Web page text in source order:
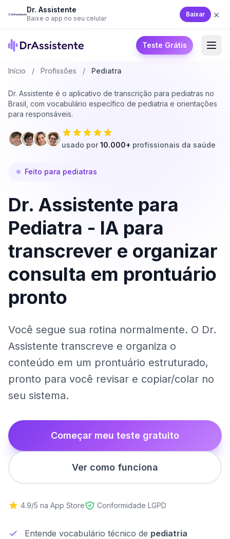
Dr. Assistente
Baixe o app no seu celular
Baixar ×
Teste Grátis
Início / Profissões / Pediatra
Dr. Assistente é o aplicativo de transcrição para pediatras no
Brasil, com vocabulário específico de pediatria e orientações
para responsáveis.
usado por10.000+ profissionais da saúde
Feito para pediatras
Dr. Assistente para
Pediatra - IA para
transcrever e organizar
consulta em prontuário
pronto
Você segue sua rotina normalmente. O Dr.
Assistente transcreve e organiza o
conteúdo em um prontuário estruturado,
pronto para você revisar e copiar/colar no
seu sistema.
Começar meu teste gratuito
Ver como funciona
4.9/5 na App Store Conformidade LGPD
Entende vocabulário técnico de pediatria